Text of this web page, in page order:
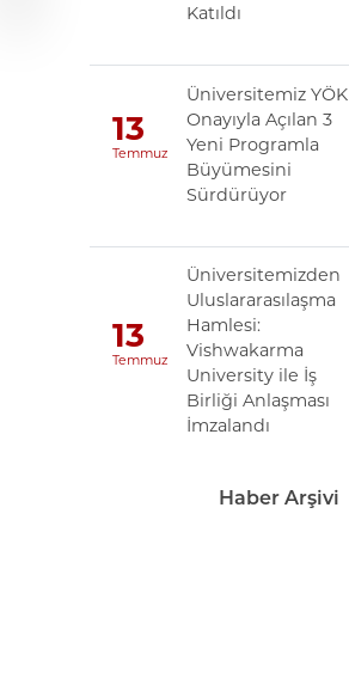
Katıldı
13
Temmuz
Üniversitemiz YÖK
Onayıyla Açılan 3
Yeni Programla
Büyümesini
Sürdürüyor
13
Temmuz
Üniversitemizden
Uluslararasılaşma
Hamlesi:
Vishwakarma
University ile İş
Birliği Anlaşması
İmzalandı
Haber Arşivi